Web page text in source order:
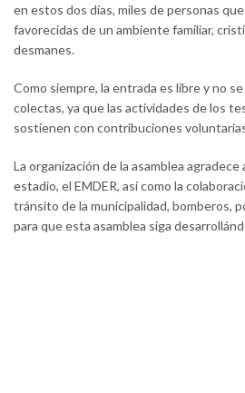
en estos dos días, miles de personas
favorecidas de un ambiente familiar,
desmanes.
Como siempre, la entrada es libre y no
colectas, ya que las actividades de los
sostienen con contribuciones
La organización de la asamblea
estadio, el EMDER, así como la
tránsito de la municipalidad, bomberos,
para que esta asamblea siga